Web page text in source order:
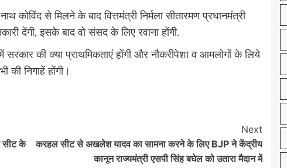
कोविंद से मिलने के बाद वित्तमंत्री निर्मला सीतारमण प्रधानमंत्री
देंगी, इसके बाद वो संसद के लिए रवाना होंगी.
की क्या प्राथमिकताएं होंगी और नौकरीपेशा व आमलोगों के लिये
की निगाहें होंगी।
सीट के
Next
करहल सीट से अखलेश यादव का सामना करने के लिए BJP ने केंद्रीय
कानून राज्यमंत्री एसपी सिंह बघेल को उतारा मैदान में